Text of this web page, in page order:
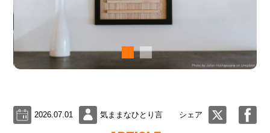
2026.07.01 気ままなひとり言 シェア